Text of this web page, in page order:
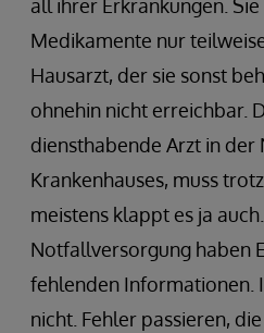
all ihrer Erkrankungen.
Medikamente nur
Hausarzt, der sie sonst
ohnehin nicht erreichbar.
diensthabende Arzt in der
Krankenhauses, muss
meistens klappt es ja
Notfallversorgung haben
fehlenden Informationen.
nicht. Fehler passieren,